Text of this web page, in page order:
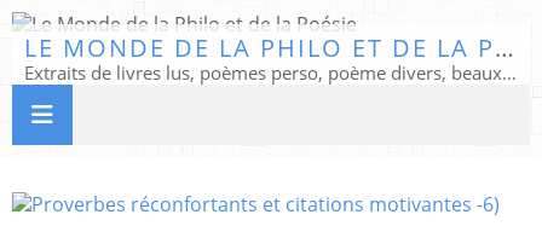
LE MONDE DE LA PHILO ET DE LA POÉSIE
Extraits de livres lus, poèmes perso, poème divers, beaux textes...